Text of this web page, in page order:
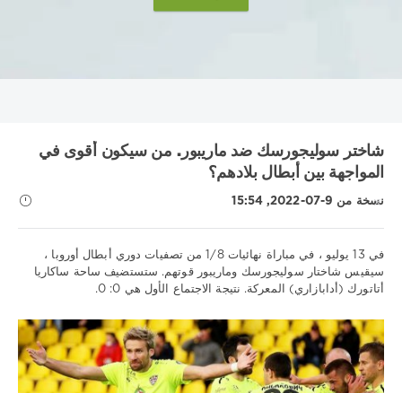
البرتغال الدوري الاسباني الدوري الالماني الدوري الاوروبي
الدوري الروسي الممتاز الدوري الفرنسي 1
السويد انتر بايرن برشلونة
بطولة العالم لهوكي الجليد بطولة بيلاروسيا دوري VTB يونايتد
دوري أبطال أوروبا دوري الأمم الأوروبية
دوري الدرجة الاولى الايطالي دينامو موسكو روما ريال مدريد
لوكوموتيف كوبان ليفربول مدينة مانشستر موناكو ميتالورج
نابولي نيزهني نوفجورود نيوكاسل
Show all tags
شاختر سوليجورسك ضد ماريبور. من سيكون أقوى في
المواجهة بين أبطال بلادهم؟
نسخة من 9-07-2022, 15:54
نصائح
/
تنبؤات
كرة
القدم
في 13 يوليو ، في مباراة نهائيات 1/8 من تصفيات دوري أبطال أوروبا ،
سيقيس شاختار سوليجورسك وماريبور قوتهم. ستستضيف ساحة ساكاريا
أتاتورك (أدابازاري) المعركة. نتيجة الاجتماع الأول هي 0: 0.